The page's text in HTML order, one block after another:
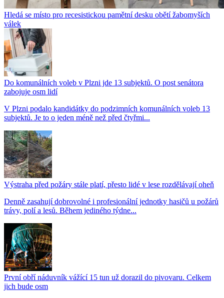
Hledá se místo pro recesistickou pamětní desku obětí žabomyších
válek
Do komunálních voleb v Plzni jde 13 subjektů. O post senátora
zabojuje osm lidí
V Plzni podalo kandidátky do podzimních komunálních voleb 13
subjektů. Je to o jeden méně než před čtyřmi...
Výstraha před požáry stále platí, přesto lidé v lese rozdělávají oheň
Denně zasahují dobrovolné i profesionální jednotky hasičů u požárů
trávy, polí a lesů. Během jediného týdne...
První obří náduvník vážící 15 tun už dorazil do pivovaru. Celkem
jich bude osm